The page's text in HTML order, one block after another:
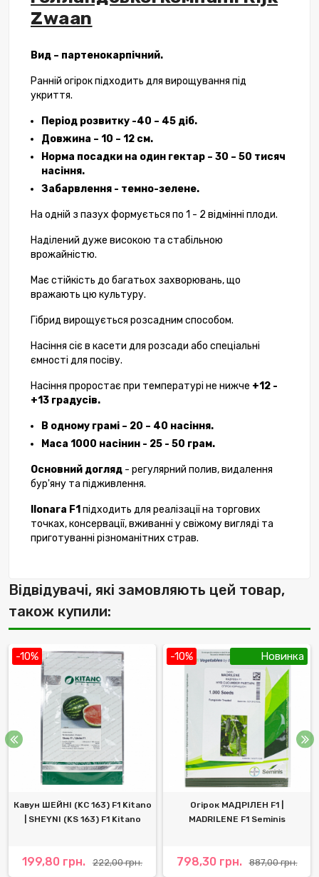
Zwaan
Вид – партенокарпічний.
Ранній огірок підходить для вирощування під
укриття.
Період розвитку -40 – 45 діб.
Довжина – 10 – 12 см.
Норма посадки на один гектар – 30 – 50 тисяч
насіння.
Забарвлення - темно-зелене.
На одній з пазух формується по 1 - 2 відмінні плоди.
Наділений дуже високою та стабільною
врожайністю.
Має стійкість до багатьох захворювань, що
вражають цю культуру.
Гібрид вирощується розсадним способом.
Насіння сіє в касети для розсади або спеціальні
ємності для посіву.
Насіння проростає при температурі не нижче +12 -
+13 градусів.
В одному грамі – 20 – 40 насіння.
Маса 1000 насінин - 25 - 50 грам.
Основний догляд - регулярний полив, видалення
бур'яну та підживлення.
Ilonara F1 підходить для реалізації на торгових
точках, консервації, вживанні у свіжому вигляді та
приготуванні різноманітних страв.
Відвідувачі, які замовляють цей товар,
також купили:
-10%
Кавун ШЕЙНІ (KС 163) F1 Kitano
| SHEYNI (KS 163) F1 Kitano
199,80 грн. 222,00 грн.
-10% Новинка
Огірок МАДРІЛЕН F1 |
MADRILENE F1 Seminis
798,30 грн. 887,00 грн.